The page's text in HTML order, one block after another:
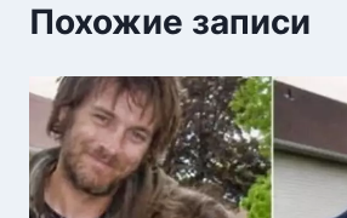
Похожие записи